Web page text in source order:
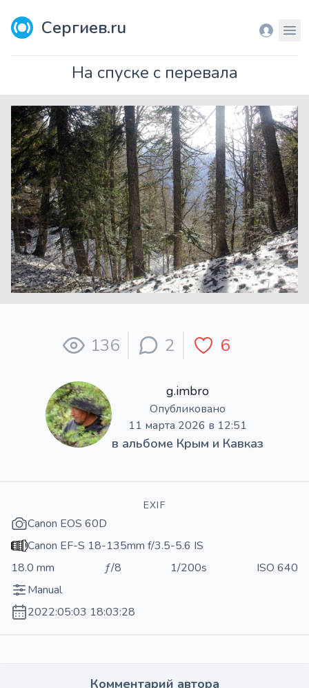
Сергиев.ru Вход
На спуске с перевала
136 2 6
g.imbro
Опубликовано
11 марта 2026 в 12:51
в альбоме Крым и Кавказ
EXIF
Canon EOS 60D
Canon EF-S 18-135mm f/3.5-5.6 IS
18.0 mm
ƒ/8 1/200s
ISO 640
Manual
2022:05:03 18:03:28
Комментарий автора